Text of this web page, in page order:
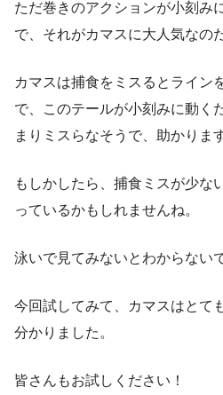
ただ巻きのアクションが小刻み
で、それがカマスに大人気なの
カマスは捕食をミスるとライン
で、このテールが小刻みに動く
まりミスらなそうで、助かりま
もしかしたら、捕食ミスが少な
っているかもしれませんね。
泳いで見てみないとわからない
今回試してみて、カマスはとて
分かりました。
皆さんもお試しください！